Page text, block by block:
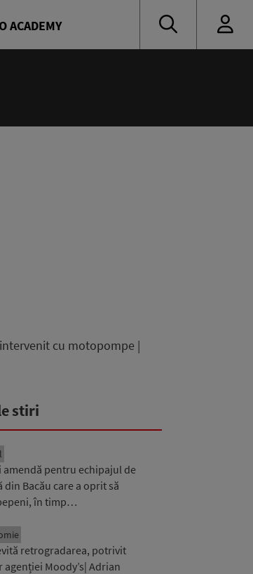
ACADEMY
cu motopompe |
stiri
amendă pentru echipajul de
din Bacău care a oprit să
în timp…
retrogradarea, potrivit
Moody’s| Adrian